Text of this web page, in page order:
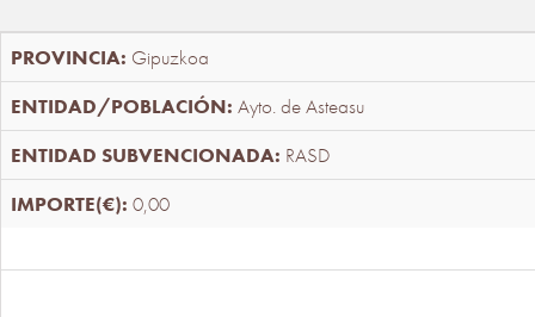
Gipuzkoa
Ayto. de Asteasu
RASD
0,00